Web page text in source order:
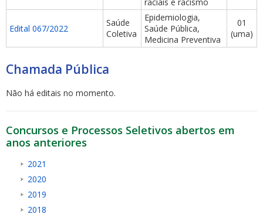
Edital 067/2022
Saúde
Coletiva
Epidemiologia,
Saúde Pública,
Medicina Preventiva
01
(uma)
Chamada Pública
Não há editais no momento.
Concursos e Processos Seletivos abertos em
anos anteriores
2021
2020
2019
2018